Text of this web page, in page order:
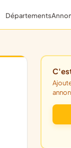
Départements
Ajoutez contact, activités, photos et